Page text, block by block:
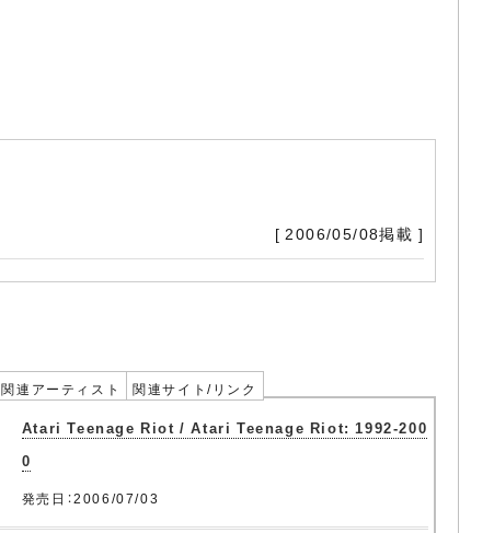
[ 2006/05/08掲載 ]
関連アーティスト 関連サイト/リンク
Atari Teenage Riot / Atari Teenage Riot: 1992-200
0
発売日：2006/07/03